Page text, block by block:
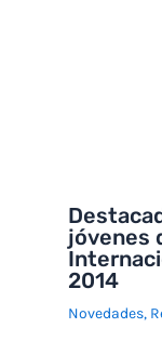
jóvenes
2014
Novedades,